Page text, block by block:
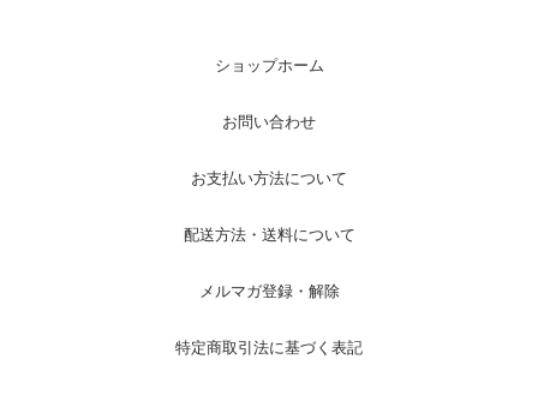
ショップホーム
お問い合わせ
お支払い方法について
配送方法・送料について
メルマガ登録・解除
特定商取引法に基づく表記